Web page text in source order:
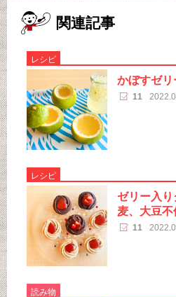
関連記事
レシピ
かぼすゼリ
11
レシピ
ゼリー入
麦、大豆不
11
読み物